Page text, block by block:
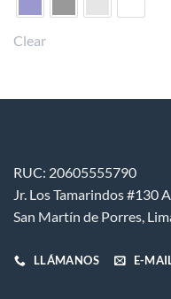
se
la
página
de
Clear
RUC: 20605555790
Jr. Los Tamarindos #130
San Martín de Porres,
LLÁMANOS E-